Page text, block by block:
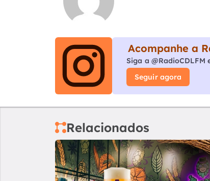
Acompanhe a
Siga a
Seguir agora
Relacionados